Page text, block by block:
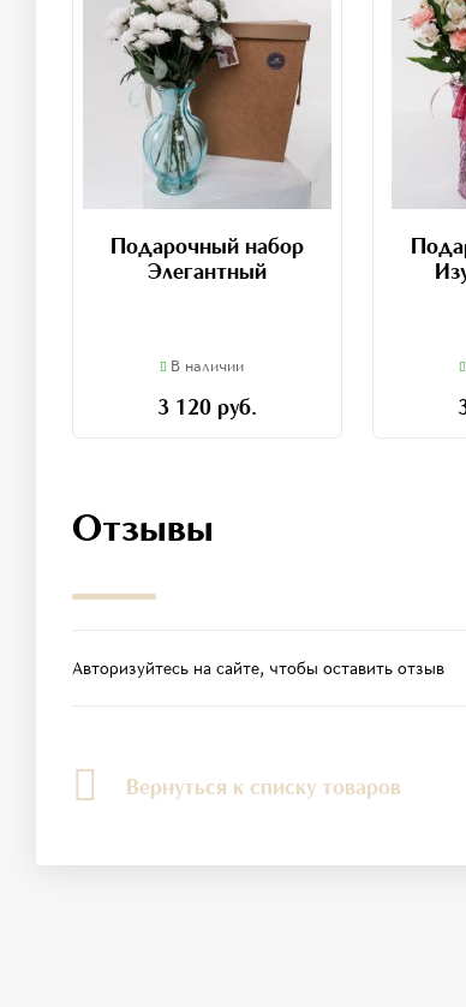
Подарочный набор
Элегантный
В наличии
3 120 руб.
Отзывы
Авторизуйтесь на сайте, чтобы оставить отзыв
Вернуться к списку товаров